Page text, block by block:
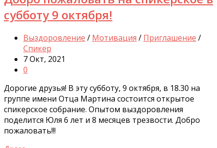
субботу 9 октября!
Выздоровление / Мотивация / Приглашение /
Спикер
7 Окт, 2021
0
Дорогие друзья! В эту субботу, 9 октября, в 18.30 на
группе имени Отца Мартина состоится открытое
спикерское собрание. Опытом выздоровления
поделится Юля 6 лет и 8 месяцев трезвости. Добро
пожаловать!!!